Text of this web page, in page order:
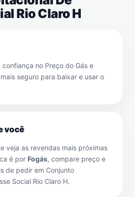
Rio Claro H
no Preço do Gás e
seguro para baixar e usar o
você
veja as revendas mais próximas
é por Fogás, compare preço e
de pedir em Conjunto
Social Rio Claro H.